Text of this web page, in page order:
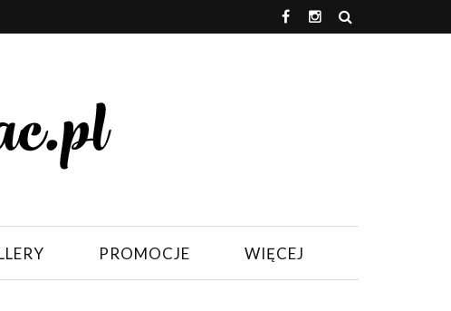
PROMOCJE WIĘCEJ